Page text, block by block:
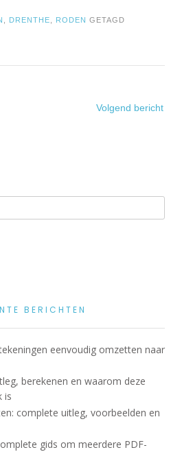
DRENTHE RODEN GETAGD
Volgend bericht
BERICHTEN
eenvoudig omzetten naar
berekenen en waarom deze
is
complete uitleg, voorbeelden en
gids om meerdere PDF-